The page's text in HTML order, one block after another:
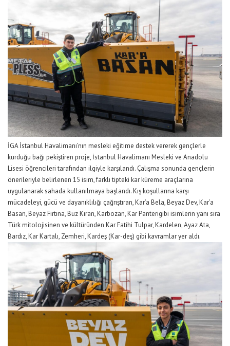
İGA İstanbul Havalimanı’nın mesleki eğitime destek vererek gençlerle
kurduğu bağı pekiştiren proje, İstanbul Havalimanı Mesleki ve Anadolu
Lisesi öğrencileritarafından ilgiyle karşılandı. Çalışma sonunda gençlerin
önerileriyle belirlenen 15 isim, farklı tipteki kar küreme araçlarına
uygulanarak sahada kullanılmaya başlandı.Kış koşullarına karşı
mücadeleyi, gücü ve dayanıklılığı çağrıştıran,Kar’a Bela, Beyaz Dev,Kar’a
Basan,Beyaz Fırtına,Buz Kıran, Karbozan,Kar Panterigibi isimlerin yanı sıra
Türk mitolojisinen ve kültüründen Kar Fatihi Tulpar,Kardelen,Ayaz Ata,
Bardız,Kar Kartalı, Zemheri,Kardeş (Kar-deş) gibi kavramlar yer aldı.